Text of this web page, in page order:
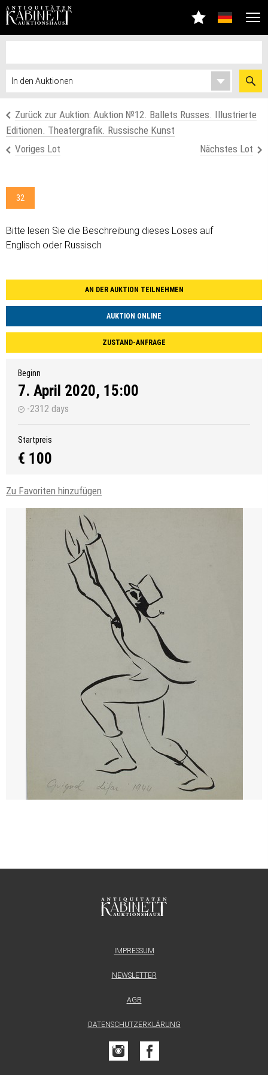
Zurück zur Auktion: Аuktion №12. Ballets Russes. Illustrierte
Editionen. Theatergrafik. Russische Kunst
Voriges Lot
Nächstes Lot
32
Bitte lesen Sie die Beschreibung dieses Loses auf
Englisch oder Russisch
AN DER AUKTION TEILNEHMEN
AUKTION ONLINE
ZUSTAND-ANFRAGE
Beginn
7. April 2020, 15:00
-2312 days
Startpreis
€ 100
Zu Favoriten hinzufügen
IMPRESSUM
NEWSLETTER
AGB
DATENSCHUTZERKLÄRUNG